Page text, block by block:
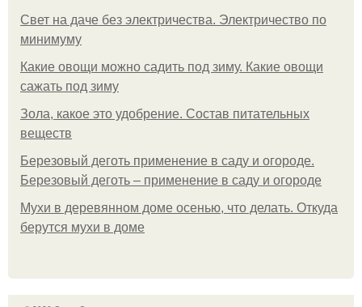
Свет на даче без электричества. Электричество по
минимуму
Какие овощи можно садить под зиму. Какие овощи
сажать под зиму
Зола, какое это удобрение. Состав питательных
веществ
Березовый деготь применение в саду и огороде.
Березовый деготь – применение в саду и огороде
Мухи в деревянном доме осенью, что делать. Откуда
берутся мухи в доме